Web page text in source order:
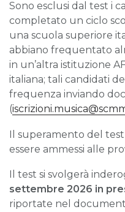
Sono esclusi dal test i
completato un ciclo
una scuola superiore
abbiano frequentato
in un’altra istituzione
italiana; tali candidati
frequenza inviando
(
Il superamento del
essere ammessi alle
Il test si svolgerà
settembre 2026 in
riportate nel